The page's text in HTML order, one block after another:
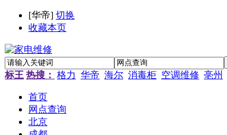
[华帝] 切换
收藏本页
标王 热搜： 格力 华帝 海尔 消毒柜 空调维修 亳州
首页
网点查询
北京